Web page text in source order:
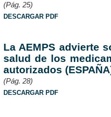
(Pág. 25)
DESCARGAR PDF
La AEMPS advierte
salud de los
autorizados
(Pág. 28)
DESCARGAR PDF